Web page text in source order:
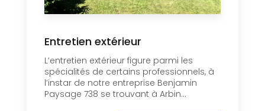
Entretien extérieur
L’entretien extérieur figure parmi les
spécialités de certains professionnels, à
l’instar de notre entreprise Benjamin
Paysage 738 se trouvant à Arbin...